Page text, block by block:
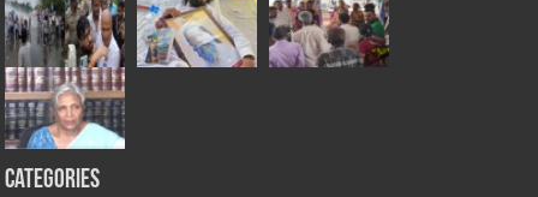
Categories